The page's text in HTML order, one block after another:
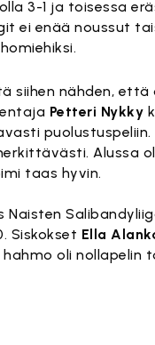
3-1 ja toisessa
ei enää noussut
siihen nähden,
Petteri Nykky
Alussa
taas hyvin.
Siskokset Ella
hahmo oli nollapelin